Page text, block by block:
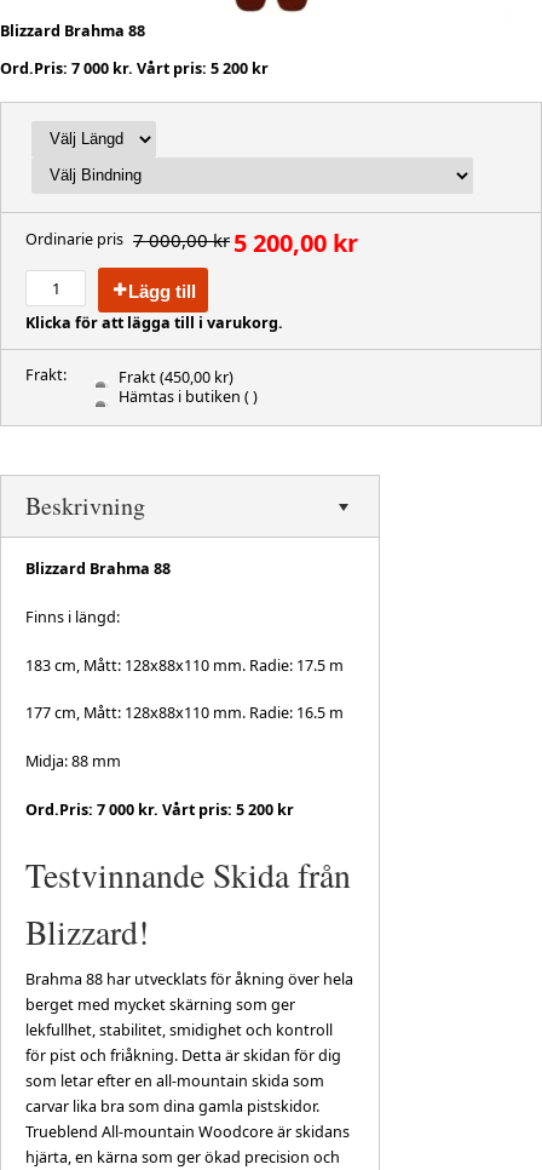
Blizzard Brahma 88
Ord.Pris: 7 000 kr. Vårt pris: 5 200 kr
Ordinarie pris 7 000,00 kr 5 200,00 kr
Lägg till
Klicka för att lägga till i varukorg.
Frakt: Frakt(450,00 kr)
Hämtas i butiken ( )
Beskrivning
Blizzard Brahma 88
Finns i längd:
183 cm, Mått: 128x88x110 mm. Radie: 17.5 m
177 cm, Mått: 128x88x110 mm. Radie: 16.5 m
Midja: 88 mm
Ord.Pris: 7 000 kr. Vårt pris: 5 200 kr
Testvinnande Skida från
Blizzard!
Brahma 88 har utvecklats för åkning över hela
berget med mycket skärning som ger
lekfullhet, stabilitet, smidighet och kontroll
för pist och friåkning. Detta är skidan för dig
som letar efter en all-mountain skida som
carvar lika bra som dina gamla pistskidor.
Trueblend All-mountain Woodcore är skidans
hjärta, en kärna som ger ökad precision och